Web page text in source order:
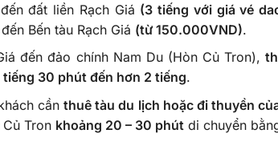
đất liền Rạch Giá (3 tiếng với giá vé
Bến tàu Rạch Giá (từ 150.000VND).
đến đảo chính Nam Du (Hòn Củ Tron),
tiếng 30 phút đến hơn 2 tiếng.
cầnthuê tàu du lịch hoặc đi thuyền
Tron khoảng 20 – 30 phút di chuyển